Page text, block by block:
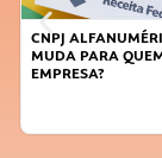
CNPJ
MUDA PARA
EMPRESA?